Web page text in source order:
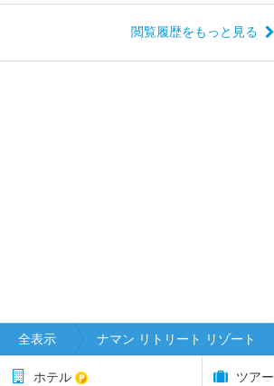
閲覧履歴をもっと見る
全表示 ナマン リトリート リゾート
ホテル ツアー